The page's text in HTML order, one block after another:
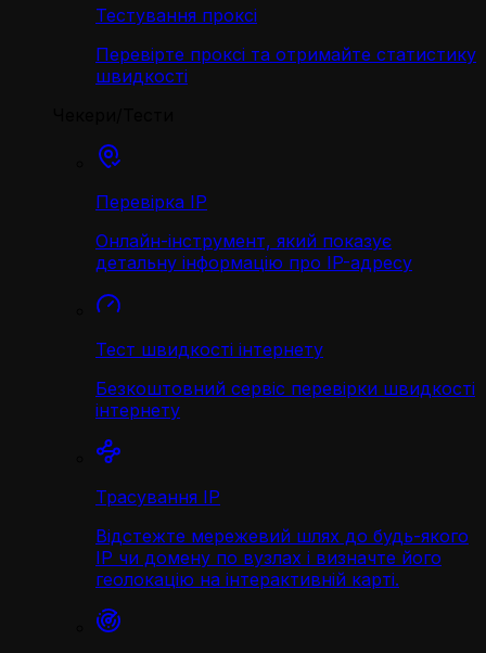
Тестування проксі
Перевірте проксі та отримайте статистику
швидкості
Перевірка IP
Онлайн-інструмент, який показує
детальну інформацію про IP-адресу
Тест швидкості інтернету
Безкоштовний сервіс перевірки швидкості
інтернету
Трасування IP
Відстежте мережевий шлях до будь-якого
IP чи домену по вузлах і визначте його
геолокацію на інтерактивній карті.